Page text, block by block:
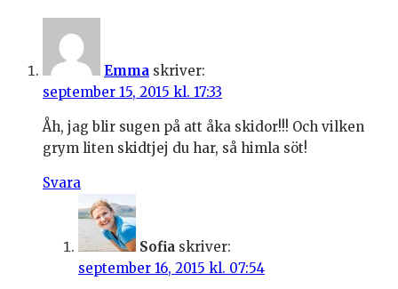
Emma skriver:
september 15, 2015 kl. 17:33
Åh, jag blir sugen på att åka skidor!!! Och vilken
grym liten skidtjej du har, så himla söt!
Svara
Sofia skriver:
september 16, 2015 kl. 07:54